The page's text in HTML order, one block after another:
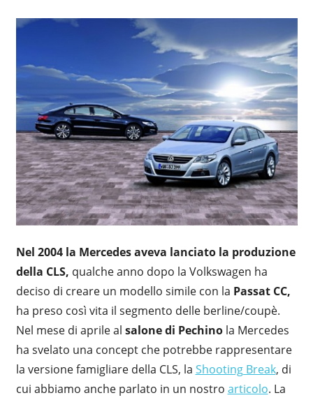
Nel 2004 la Mercedes aveva lanciato la produzione
della CLS, qualche anno dopo la Volkswagen ha
deciso di creare un modello simile con la Passat CC,
ha preso così vita il segmento delle berline/coupè.
Nel mese di aprile al salone di Pechino la Mercedes
ha svelato una concept che potrebbe rappresentare
la versione famigliare della CLS, la Shooting Break, di
cui abbiamo anche parlato in un nostro articolo. La